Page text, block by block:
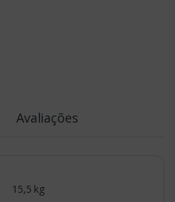
Avaliações
15,5 kg